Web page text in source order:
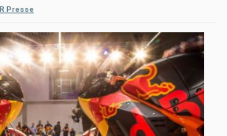
Presse